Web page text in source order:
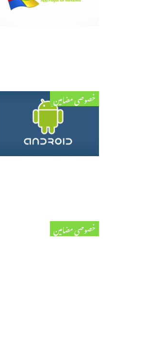
خصوصی مضامین
خصوصی مضامین